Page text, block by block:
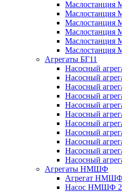
Маслостанция
Маслостанция
Маслостанция
Маслостанция
Маслостанция
Маслостанция
Агрегаты БГ11
Насосный
Насосный
Насосный
Насосный
Насосный
Насосный
Насосный
Насосный
Насосный
Насосный
Насосный
Агрегаты НМШФ
Агрегат НМШФ
Насос НМШФ 2-